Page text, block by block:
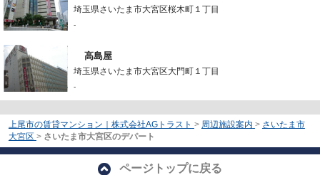
埼玉県さいたま市大宮区桜木町１丁目
-
高島屋
埼玉県さいたま市大宮区大門町１丁目
-
上尾市の賃貸マンション｜株式会社AGトラスト > 周辺施設案内 > さいたま市
大宮区 > さいたま市大宮区のデパート
ページトップに戻る